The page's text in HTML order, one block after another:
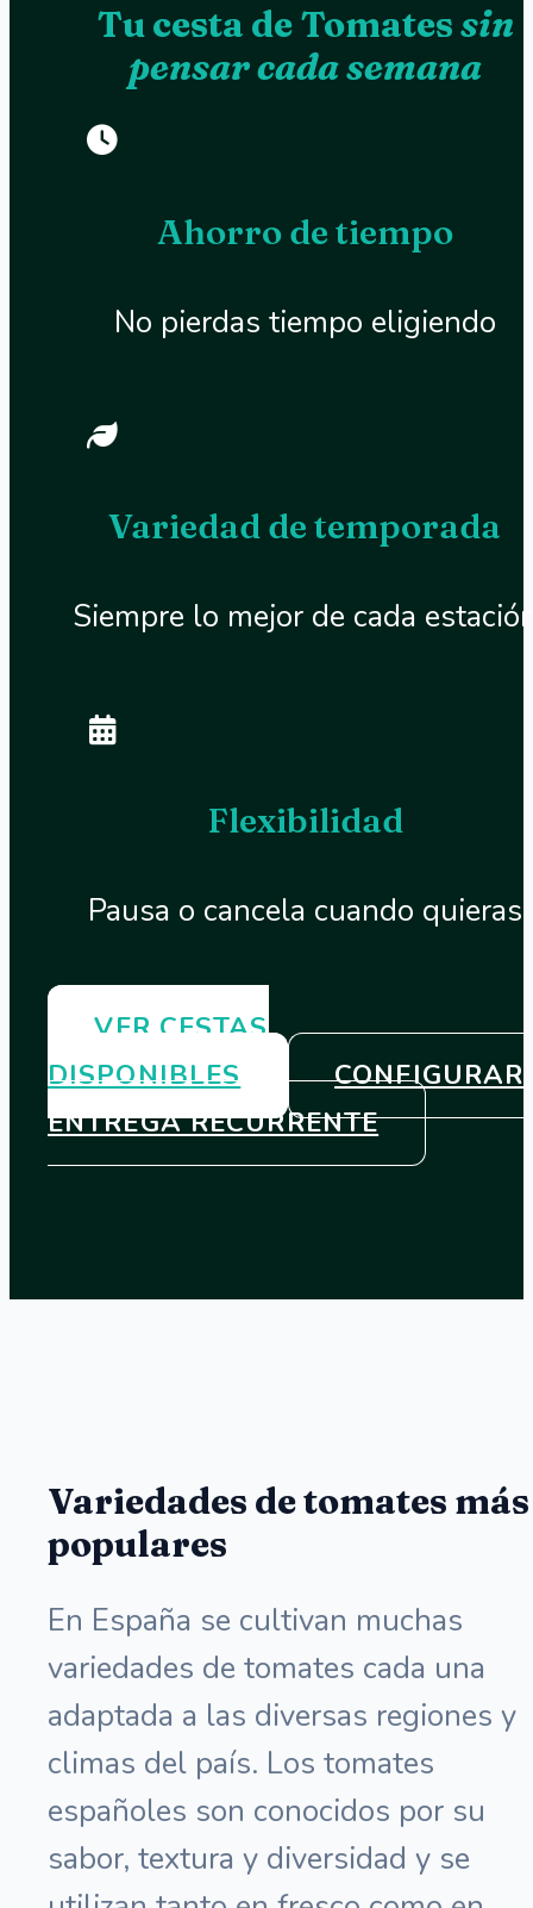
Tu cesta de Tomatessin
pensar cada semana
Ahorro de tiempo
No pierdas tiempo eligiendo
Variedad de temporada
Siempre lo mejor de cada
Flexibilidad
Pausa o cancela cuando quieras
VER CESTAS
DISPONIBLES
CONFIGURAR
ENTREGA RECURRENTE
Variedades de tomates más
populares
En España se cultivan muchas
variedades de tomates cada una
adaptada a las diversas regiones y
climas del país. Los tomates
españoles son conocidos por su
sabor, textura y diversidad y se